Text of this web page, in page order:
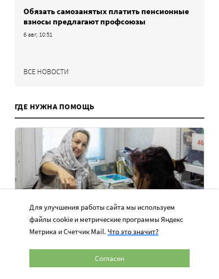
Обязать самозанятых платить пенсионные
взносы предлагают профсоюзы
6 авг, 10:51
ВСЕ НОВОСТИ
ГДЕ НУЖНА ПОМОЩЬ
35 семей ждут продуктовые наборы –
денег на еду не хватает
Для улучшения работы сайта мы используем
файлы cookie и метрические программы Яндекс
Метрика и Счетчик Mail. Что это значит?
Согласен